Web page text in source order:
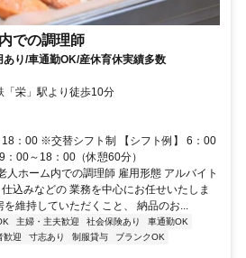
での調理師
り/車通勤OK/産休育休実績多数
栄」駅より徒歩10分
：00 ※交替シフト制 【シフト例】 6：00
00～18：00（休憩60分）
人ホーム内での調理師 雇用形態 アルバイト
込みなどの 業務を中心にお任せいたしま
維持していただくこと、 納品のお...
主婦・主夫歓迎 社会保険あり
車通勤OK
歓迎 寸志あり 制服貸与
ブランクOK